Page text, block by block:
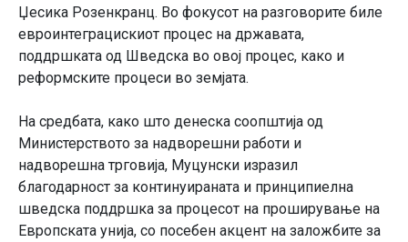
Џесика Розенкранц. Во фокусот на разговорите биле
евроинтеграцискиот процес на државата,
поддршката од Шведска во овој процес, како и
реформските процеси во земјата.
На средбата, како што денеска соопштија од
Министерството за надворешни работи и
надворешна трговија, Муцунски изразил
благодарност за континуираната и принципиелна
шведска поддршка за процесот на проширување на
Европската унија, со посебен акцент на заложбите за